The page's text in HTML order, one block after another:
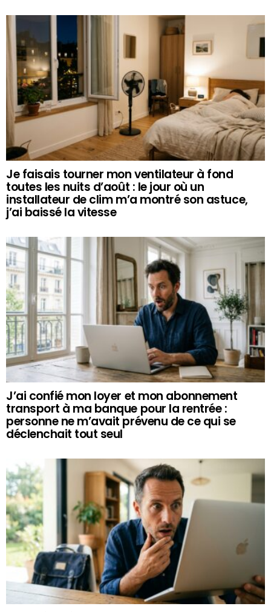
Je faisais tourner mon ventilateur à fond
toutes les nuits d’août : le jour où un
installateur de clim m’a montré son astuce,
j’ai baissé la vitesse
J’ai confié mon loyer et mon abonnement
transport à ma banque pour la rentrée :
personne ne m’avait prévenu de ce qui se
déclenchait tout seul